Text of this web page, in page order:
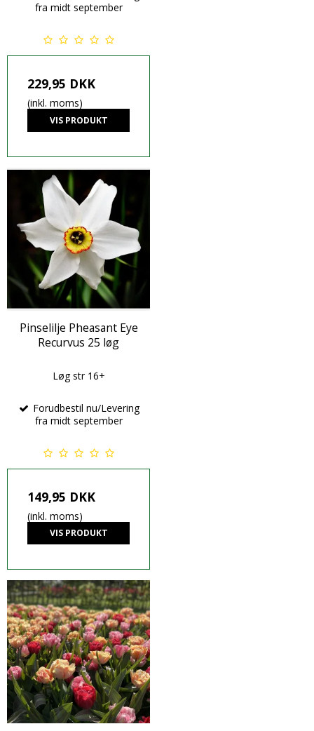
fra midt september
229,95 DKK
(inkl. moms)
VIS PRODUKT
Pinselilje Pheasant Eye
Recurvus 25 løg
Løg str 16+
Forudbestil nu/Levering
fra midt september
149,95 DKK
(inkl. moms)
VIS PRODUKT